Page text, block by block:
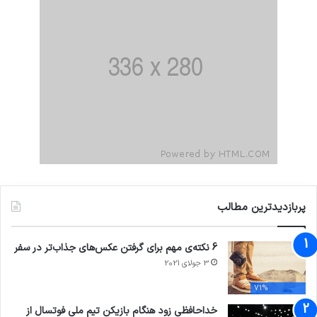
پربازدیدترین مطالب
71%
6 نکته‌ی مهم برای گرفتن عکس‌های جذاب‌تر در سفر
3 جولای 2021
خداحافظی زود هنگام بازیکن تیم ملی فوتسال از